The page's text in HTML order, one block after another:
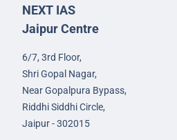
NEXT IAS
Jaipur Centre
6/7, 3rd Floor,
Shri Gopal Nagar,
Near Gopalpura Bypass,
Riddhi Siddhi Circle,
Jaipur - 302015